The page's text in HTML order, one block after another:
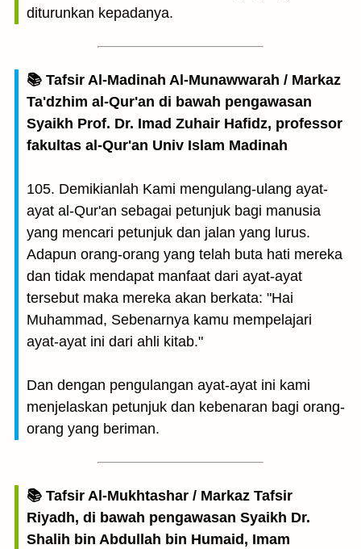
diturunkan kepadanya.
📚 Tafsir Al-Madinah Al-Munawwarah / Markaz
Ta'dzhim al-Qur'an di bawah pengawasan
Syaikh Prof. Dr. Imad Zuhair Hafidz, professor
fakultas al-Qur'an Univ Islam Madinah
105. Demikianlah Kami mengulang-ulang ayat-
ayat al-Qur'an sebagai petunjuk bagi manusia
yang mencari petunjuk dan jalan yang lurus.
Adapun orang-orang yang telah buta hati mereka
dan tidak mendapat manfaat dari ayat-ayat
tersebut maka mereka akan berkata: "Hai
Muhammad, Sebenarnya kamu mempelajari
ayat-ayat ini dari ahli kitab."
Dan dengan pengulangan ayat-ayat ini kami
menjelaskan petunjuk dan kebenaran bagi orang-
orang yang beriman.
📚 Tafsir Al-Mukhtashar / Markaz Tafsir
Riyadh, di bawah pengawasan Syaikh Dr.
Shalih bin Abdullah bin Humaid, Imam